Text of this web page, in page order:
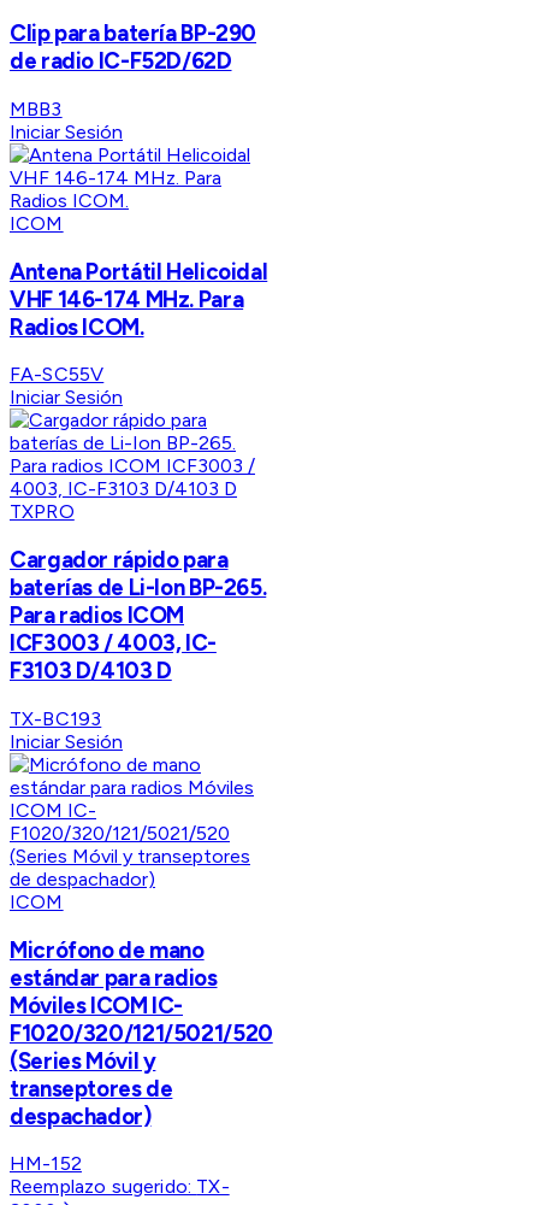
Clip para batería BP-290
de radio IC-F52D/62D
MBB3
Iniciar Sesión
ICOM
Antena Portátil Helicoidal
VHF 146-174 MHz. Para
Radios ICOM.
FA-SC55V
Iniciar Sesión
TXPRO
Cargador rápido para
baterías de Li-Ion BP-265.
Para radios ICOM
ICF3003 / 4003, IC-
F3103 D/4103 D
TX-BC193
Iniciar Sesión
ICOM
Micrófono de mano
estándar para radios
Móviles ICOM IC-
F1020/320/121/5021/520
(Series Móvil y
transeptores de
despachador)
HM-152
Reemplazo sugerido: TX-